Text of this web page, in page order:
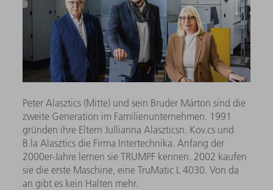
Peter Alasztics (Mitte) und sein Bruder Márton sind die
zweite Generation im Familienunternehmen. 1991
gründen ihre Eltern Jullianna Alaszticsn. Kov.cs und
B.la Alasztics die Firma Intertechnika. Anfang der
2000er-Jahre lernen sie TRUMPF kennen. 2002 kaufen
sie die erste Maschine, eine TruMatic L 4030. Von da
an gibt es kein Halten mehr.